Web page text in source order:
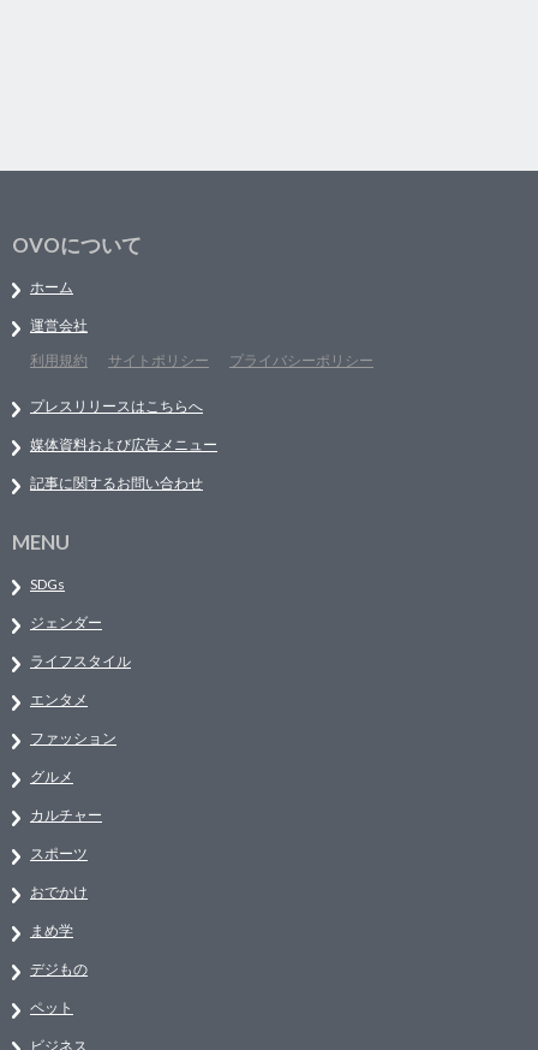
OVOについて
ホーム
運営会社
利用規約
サイトポリシー プライバシーポリシー
プレスリリースはこちらへ
媒体資料および広告メニュー
記事に関するお問い合わせ
MENU
SDGs
ジェンダー
ライフスタイル
エンタメ
ファッション
グルメ
カルチャー
スポーツ
おでかけ
まめ学
デジもの
ペット
ビジネス